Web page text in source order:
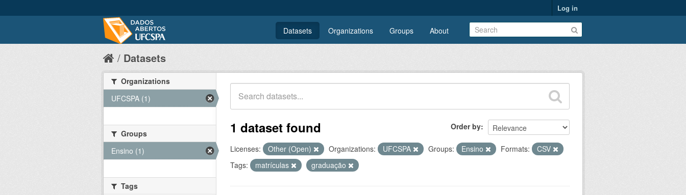
Log in
Datasets Organizations Groups About
Datasets
Order by
1 dataset found
Licenses: Other (Open) Organizations: UFCSPA Groups: Ensino Formats:
CSV
Tags:
matrículas graduação
Organizations
UFCSPA (1)
Groups
Ensino (1)
Tags